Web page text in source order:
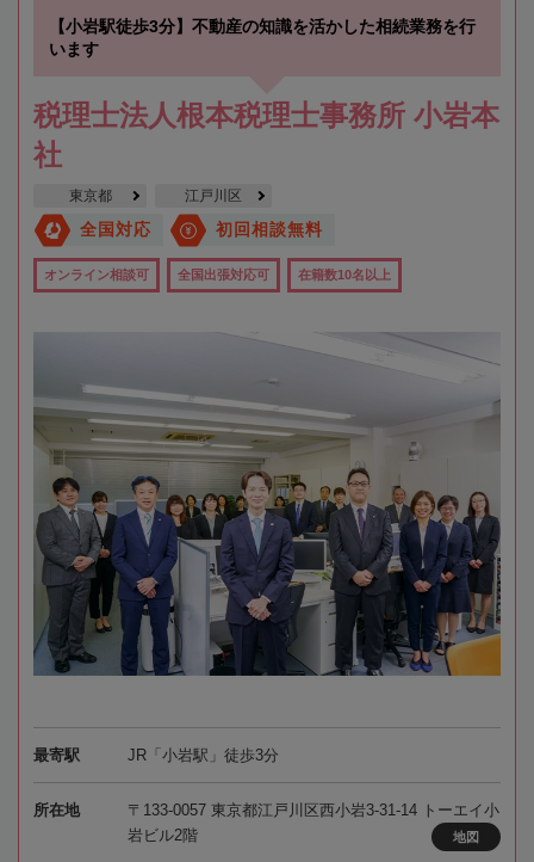
【小岩駅徒歩3分】不動産の知識を活かした相続業務を行
います
税理士法人根本税理士事務所 小岩本
社
東京都 江戸川区
全国対応 初回相談無料
オンライン相談可 全国出張対応可 在籍数10名以上
最寄駅 JR「小岩駅」徒歩3分
所在地
〒133-0057 東京都江戸川区西小岩3-31-14 トーエイ小
岩ビル2階
地図